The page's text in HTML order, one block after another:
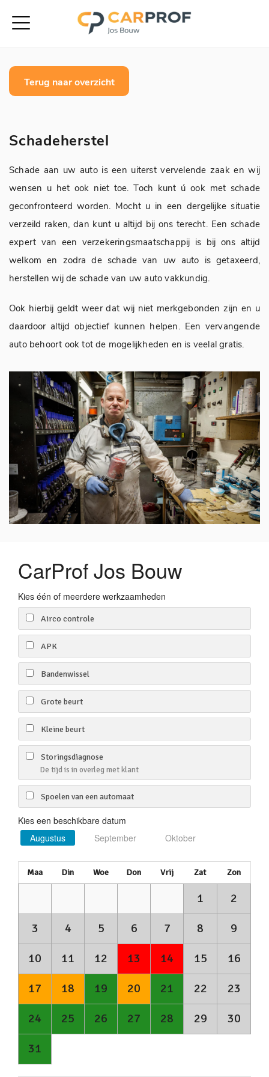
Terug naar overzicht
Schadeherstel
Schade aan uw auto is een uiterst vervelende zaak en wij
wensen u het ook niet toe. Toch kunt ú ook met schade
geconfronteerd worden. Mocht u in een dergelijke situatie
verzeild raken, dan kunt u altijd bij ons terecht. Een schade
expert van een verzekeringsmaatschappij is bij ons altijd
welkom en zodra de schade van uw auto is getaxeerd,
herstellen wij de schade van uw auto vakkundig.
Ook hierbij geldt weer dat wij niet merkgebonden zijn en u
daardoor altijd objectief kunnen helpen. Een vervangende
auto behoort ook tot de mogelijkheden en is veelal gratis.